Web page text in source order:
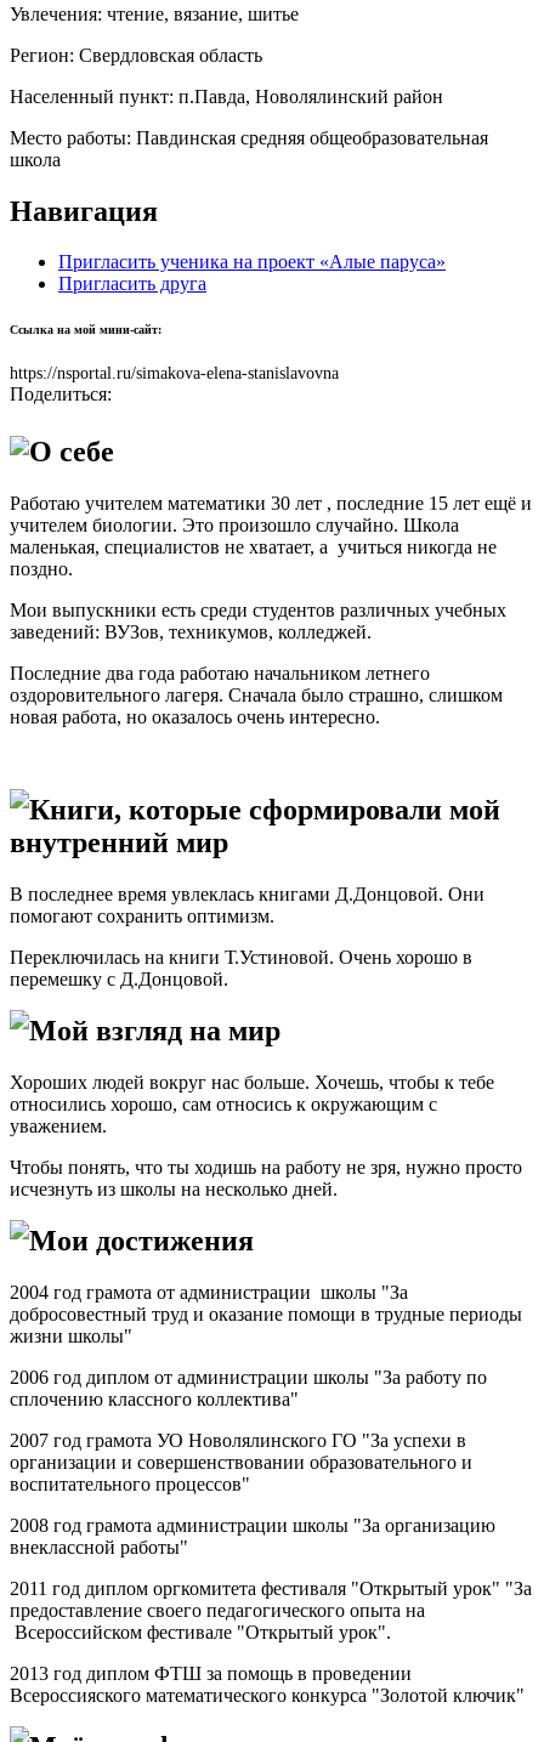
Увлечения: чтение, вязание, шитье
Регион: Свердловская область
Населенный пункт: п.Павда, Новолялинский район
Место работы: Павдинская средняя общеобразовательная
школа
Навигация
Пригласить ученика на проект «Алые паруса»
Пригласить друга
Ссылка на мой мини-сайт:
https://nsportal.ru/simakova-elena-stanislavovna
Поделиться:
О себе
Работаю учителем математики 30 лет , последние 15 лет ещё и
учителем биологии. Это произошло случайно. Школа
маленькая, специалистов не хватает, а учиться никогда не
поздно.
Мои выпускники есть среди студентов различных учебных
заведений: ВУЗов, техникумов, колледжей.
Последние два года работаю начальником летнего
оздоровительного лагеря. Сначала было страшно, слишком
новая работа, но оказалось очень интересно.
Книги, которые сформировали мой
внутренний мир
В последнее время увлеклась книгами Д.Донцовой. Они
помогают сохранить оптимизм.
Переключилась на книги Т.Устиновой. Очень хорошо в
перемешку с Д.Донцовой.
Мой взгляд на мир
Хороших людей вокруг нас больше. Хочешь, чтобы к тебе
относились хорошо, сам относись к окружающим с
уважением.
Чтобы понять, что ты ходишь на работу не зря, нужно просто
исчезнуть из школы на несколько дней.
Мои достижения
2004 год грамота от администрации школы "За
добросовестный труд и оказание помощи в трудные периоды
жизни школы"
2006 год диплом от администрации школы "За работу по
сплочению классного коллектива"
2007 год грамота УО Новолялинского ГО "За успехи в
организации и совершенствовании образовательного и
воспитательного процессов"
2008 год грамота администрации школы "За организацию
внеклассной работы"
2011 год диплом оргкомитета фестиваля "Открытый урок" "За
предоставление своего педагогического опыта на
Всероссийском фестивале "Открытый урок".
2013 год диплом ФТШ за помощь в проведении
Всероссияского математического конкурса "Золотой ключик"